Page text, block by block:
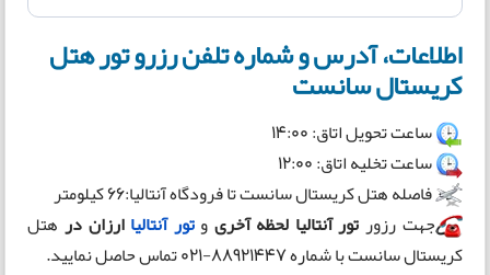
اطلاعات، آدرس و شماره تلفن رزرو تور هتل
کریستال سانست
ساعت تحویل اتاق: 14:00
ساعت تخلیه اتاق: 12:00
فاصله هتل کریستال سانست تا فرودگاه آنتالیا:66 کیلومتر
جهت رزورتور آنتالیا لحظه آخریوتور آنتالیاارزان درهتل
کریستال سانست با شماره 88921447-021 تماس حاصل نمایید.